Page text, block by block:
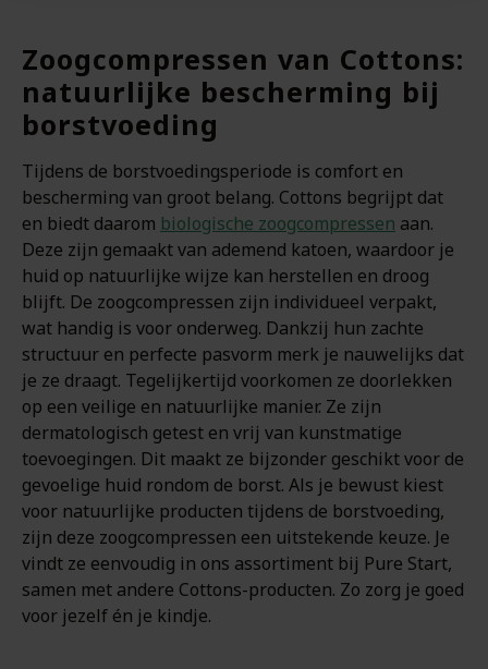
Zoogcompressen van Cottons:
natuurlijke bescherming bij
borstvoeding
Tijdens de borstvoedingsperiode is comfort en
bescherming van groot belang. Cottons begrijpt dat
en biedt daarom biologische zoogcompressen aan.
Deze zijn gemaakt van ademend katoen, waardoor je
huid op natuurlijke wijze kan herstellen en droog
blijft. De zoogcompressen zijn individueel verpakt,
wat handig is voor onderweg. Dankzij hun zachte
structuur en perfecte pasvorm merk je nauwelijks dat
je ze draagt. Tegelijkertijd voorkomen ze doorlekken
op een veilige en natuurlijke manier. Ze zijn
dermatologisch getest en vrij van kunstmatige
toevoegingen. Dit maakt ze bijzonder geschikt voor de
gevoelige huid rondom de borst. Als je bewust kiest
voor natuurlijke producten tijdens de borstvoeding,
zijn deze zoogcompressen een uitstekende keuze. Je
vindt ze eenvoudig in ons assortiment bij Pure Start,
samen met andere Cottons-producten. Zo zorg je goed
voor jezelf én je kindje.